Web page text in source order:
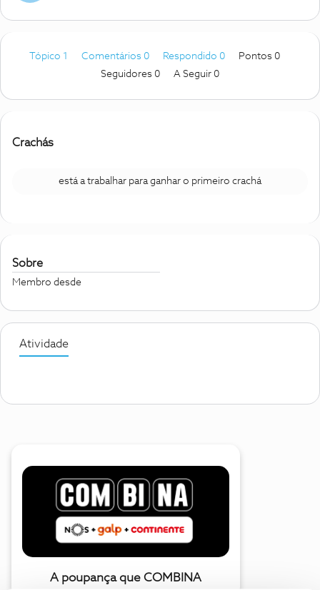
Tópico 1 Comentários 0 Respondido 0
Pontos 0
Seguidores 0 A Seguir 0
Crachás
está a trabalhar para ganhar o primeiro crachá
Sobre
Membro desde
Atividade
A poupança que COMBINA